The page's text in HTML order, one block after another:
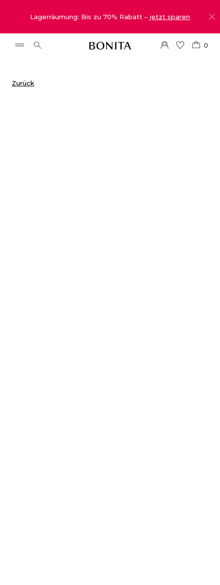
Lagerräumung: Bis zu 70% Rabatt – jetzt sparen
0
Zurück